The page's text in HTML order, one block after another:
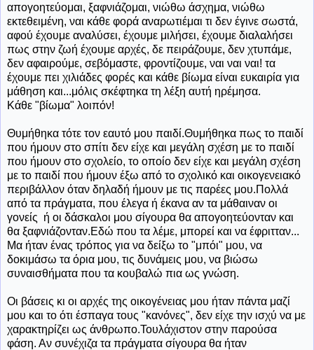
απογοητεύομαι, ξαφνιάζομαι, νιώθω άσχημα, νιώθω
εκτεθειμένη, ναι κάθε φορά αναρωτιέμαι τι δεν έγινε σωστά,
αφού έχουμε αναλύσει, έχουμε μιλήσει, έχουμε διαλαλήσει
πως στην ζωή έχουμε αρχές, δε πειράζουμε, δεν χτυπάμε,
δεν αφαιρούμε, σεβόμαστε, φροντίζουμε, ναι ναι ναι! τα
έχουμε πει χιλιάδες φορές και κάθε βίωμα είναι ευκαιρία για
μάθηση και...μόλις σκέφτηκα τη λέξη αυτή ηρέμησα.
Κάθε "βίωμα" λοιπόν!
Θυμήθηκα τότε τον εαυτό μου παιδί.Θυμήθηκα πως το παιδί
που ήμουν στο σπίτι δεν είχε και μεγάλη σχέση με το παιδί
που ήμουν στο σχολείο, το οποίο δεν είχε και μεγάλη σχέση
με το παιδί που ήμουν έξω από το σχολικό και οικογενειακό
περιβάλλον όταν δηλαδή ήμουν με τις παρέες μου.Πολλά
από τα πράγματα, που έλεγα ή έκανα αν τα μάθαιναν οι
γονείς ή οι δάσκαλοι μου σίγουρα θα απογοητεύονταν και
θα ξαφνιάζονταν.Εδώ που τα λέμε, μπορεί και να έφριτταν...
Μα ήταν ένας τρόπος για να δείξω το "μπόι" μου, να
δοκιμάσω τα όρια μου, τις δυνάμεις μου, να βιώσω
συναισθήματα που τα κουβαλώ πια ως γνώση.
Οι βάσεις κι οι αρχές της οικογένειας μου ήταν πάντα μαζί
μου και το ότι έσπαγα τους "κανόνες", δεν είχε την ισχύ να με
χαρακτηρίζει ως άνθρωπο.Τουλάχιστον στην παρούσα
φάση. Αν συνέχιζα τα πράγματα σίγουρα θα ήταν